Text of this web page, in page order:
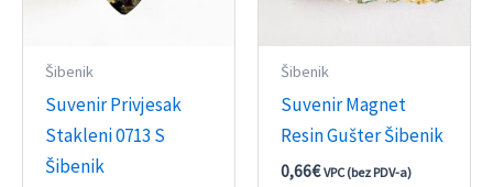
Šibenik
Suvenir Privjesak
Stakleni 0713 S
Šibenik
Šibenik
Suvenir Magnet
Resin Gušter Šibenik
0,66€ VPC (bez PDV-a)